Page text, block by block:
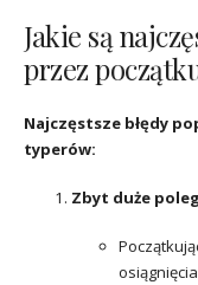
Jakie są
przez
Najczęstsze błędy
typerów:
Zbyt duże